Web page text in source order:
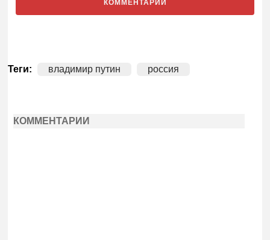
КОММЕНТАРИИ
Теги: владимир путин россия
КОММЕНТАРИИ